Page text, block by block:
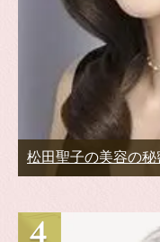
松田聖子の美容の